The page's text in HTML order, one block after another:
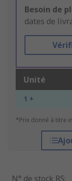
Besoin de
dates de
Unité
1 +
*Prix donné à titre
N° de stock RS: